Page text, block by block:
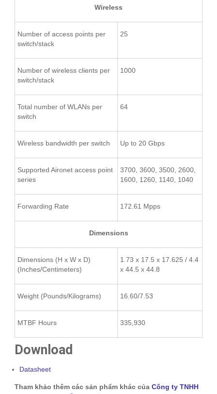
Wireless
Number of access points per
switch/stack
25
Number of wireless clients per
switch/stack
1000
Total number of WLANs per
switch
64
Wireless bandwidth per switch Up to 20 Gbps
Supported Aironet access point
series
3700, 3600, 3500, 2600,
1600, 1260, 1140, 1040
Forwarding Rate 172.61 Mpps
Dimensions
Dimensions (H x W x D)
(Inches/Centimeters)
1.73 x 17.5 x 17.625 / 4.4
x 44.5 x 44.8
Weight (Pounds/Kilograms) 16.60/7.53
MTBF Hours 335,930
Download
Datasheet
Tham khảo thêm các sản phẩm khác của Công ty TNHH